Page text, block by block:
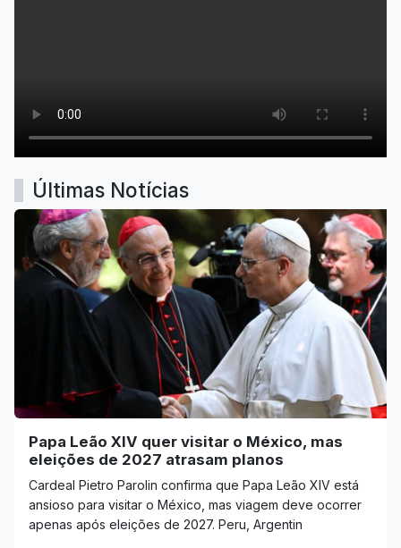
Últimas Notícias
Papa Leão XIV quer visitar o México, mas
eleições de 2027 atrasam planos
Cardeal Pietro Parolin confirma que Papa Leão XIV está
ansioso para visitar o México, mas viagem deve ocorrer
apenas após eleições de 2027. Peru, Argentin